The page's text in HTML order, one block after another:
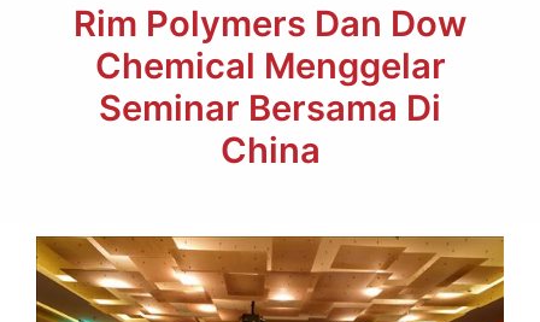
Rim Polymers Dan Dow
Chemical Menggelar
Seminar Bersama Di
China